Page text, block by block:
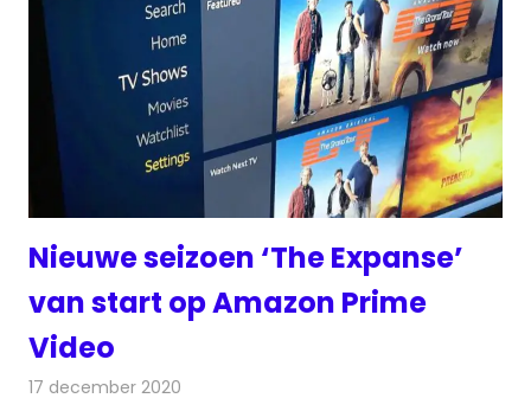
Nieuwe seizoen ‘The Expanse’
van start op Amazon Prime
Video
17 december 2020